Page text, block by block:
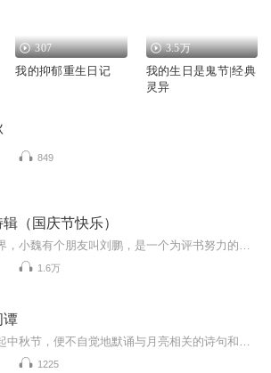
307
我的抑郁重生日记
3.5万
我的生日是鬼节|经典
灵异
849
（国庆节快乐）
1.6万
谭
1225